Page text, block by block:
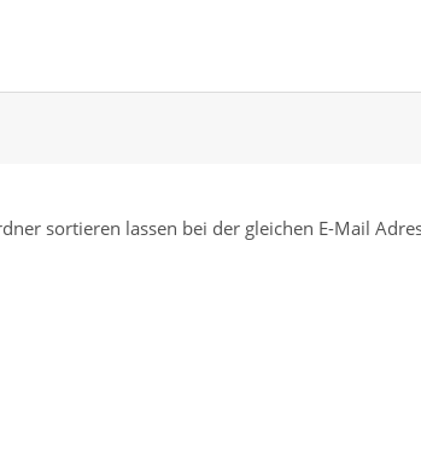
sortieren lassen bei der gleichen E-Mail